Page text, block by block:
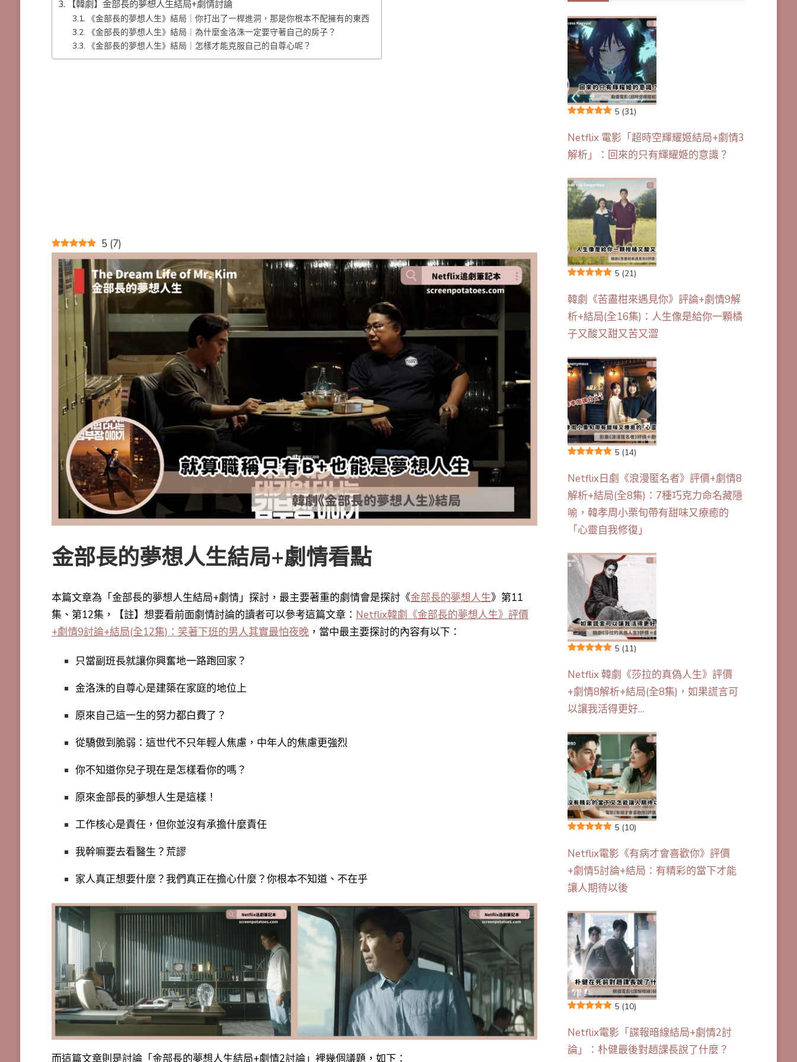
【韓劇】金部長的夢想人生結局+劇情討論
《金部長的夢想人生》結局｜你打出了一桿進洞，那是你根本不配擁有的東西
《金部長的夢想人生》結局｜為什麼金洛洙一定要守著自己的房子？
《金部長的夢想人生》結局｜怎樣才能克服自己的自尊心呢？
5 (7)
金部長的夢想人生結局+劇情看點
本篇文章為「金部長的夢想人生結局+劇情」探討，最主要著重的劇情會是探討《金部長的夢想人生》第11
集、第12集，【註】想要看前面劇情討論的讀者可以參考這篇文章： Netflix韓劇《金部長的夢想人生》評價
+劇情9討論+結局(全12集)：笑著下班的男人其實最怕夜晚， 當中最主要探討的內容有以下：
只當副班長就讓你興奮地一路跑回家？
金洛洙的自尊心是建築在家庭的地位上
原來自己這一生的努力都白費了？
從驕傲到脆弱：這世代不只年輕人焦慮，中年人的焦慮更強烈
你不知道你兒子現在是怎樣看你的嗎？
原來金部長的夢想人生是這樣！
工作核心是責任，但你並沒有承擔什麼責任
我幹嘛要去看醫生？荒謬
家人真正想要什麼？我們真正在擔心什麼？你根本不知道、不在乎
而這篇文章則是討論「金部長的夢想人生結局+劇情2討論」裡幾個議題，如下：
5 (31)
Netflix 電影「超時空輝耀姬結局+劇情3
解析」：回來的只有輝耀姬的意識？
5 (21)
韓劇《苦盡柑來遇見你》評論+劇情9解
析+結局(全16集)：人生像是給你一顆橘
子又酸又甜又苦又澀
5 (14)
Netflix日劇《浪漫匿名者》評價+劇情8
解析+結局(全8集)：7種巧克力命名藏隱
喻，韓孝周小栗旬帶有甜味又療癒的
「心靈自我修復」
5 (11)
Netflix 韓劇《莎拉的真偽人生》評價
+劇情8解析+結局(全8集)，如果謊言可
以讓我活得更好…
5 (10)
Netflix電影《有病才會喜歡你》評價
+劇情5討論+結局：有精彩的當下才能
讓人期待以後
5 (10)
Netflix電影「諜報暗線結局+劇情2討
論」：朴健最後對趙課長說了什麼？